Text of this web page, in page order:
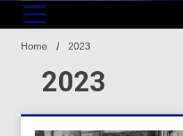
Home 2023
2023